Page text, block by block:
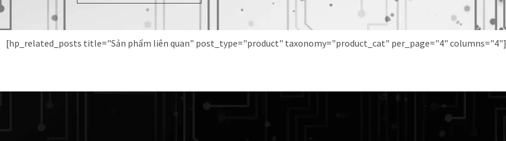
[hp_related_posts title="Sản phẩm liên quan" post_type="product" taxonomy="product_cat" per_page="4" columns="4"]